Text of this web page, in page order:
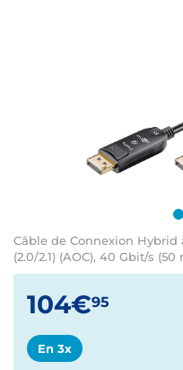
Câble de Connexion
(2.0/2.1) (AOC), 40 Gbit/s (50
104€95
En 3x